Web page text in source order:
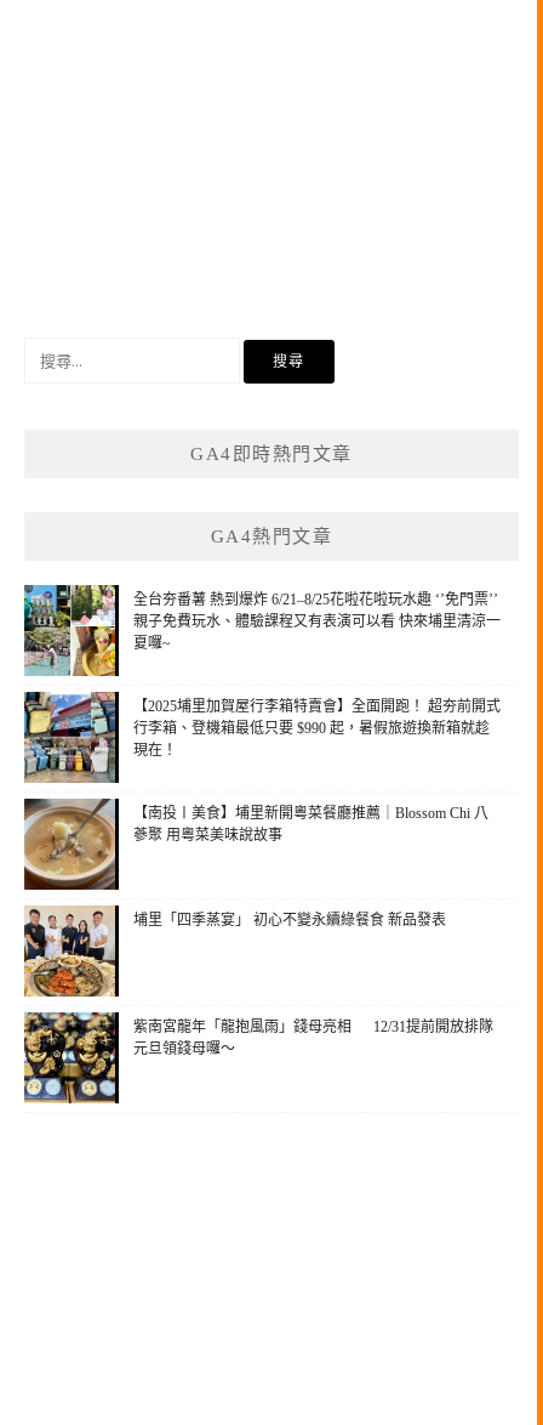
GA4即時熱門文章
GA4熱門文章
全台夯番薯 熱到爆炸 6/21–8/25花啦花啦玩水趣 ‘’免門票’’
親子免費玩水、體驗課程又有表演可以看 快來埔里清涼一
夏囉~
【2025埔里加賀屋行李箱特賣會】全面開跑！ 超夯前開式
行李箱、登機箱最低只要 $990 起，暑假旅遊換新箱就趁
現在！
【南投〡美食】埔里新開粵菜餐廳推薦｜Blossom Chi 八
蔘聚 用粵菜美味說故事
埔里「四季蒸宴」 初心不變永續綠餐食 新品發表
紫南宮龍年「龍抱風雨」錢母亮相 12/31提前開放排隊
元旦領錢母囉～